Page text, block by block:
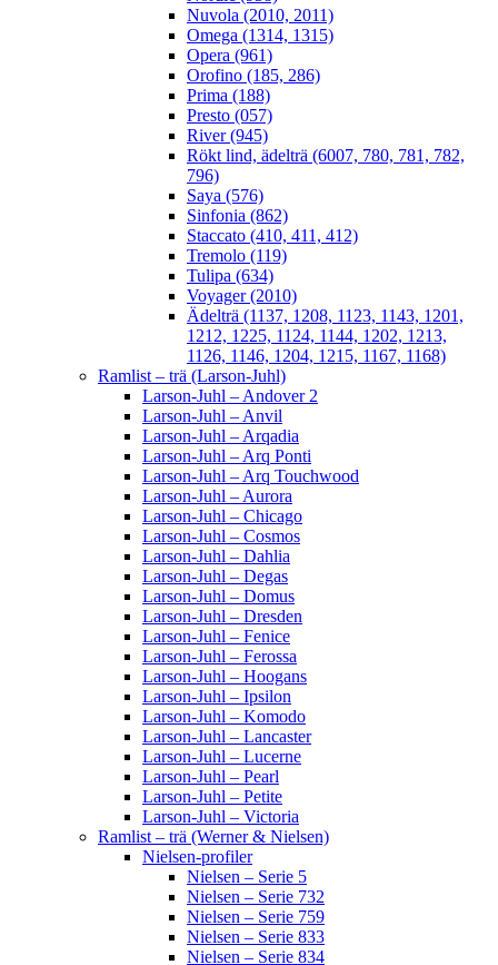
Nuvola (2010, 2011)
Omega (1314, 1315)
Opera (961)
Orofino (185, 286)
Prima (188)
Presto (057)
River (945)
Rökt lind, ädelträ (6007, 780, 781, 782,
796)
Saya (576)
Sinfonia (862)
Staccato (410, 411, 412)
Tremolo (119)
Tulipa (634)
Voyager (2010)
Ädelträ (1137, 1208, 1123, 1143, 1201,
1212, 1225, 1124, 1144, 1202, 1213,
1126, 1146, 1204, 1215, 1167, 1168)
Ramlist – trä (Larson-Juhl)
Larson-Juhl – Andover 2
Larson-Juhl – Anvil
Larson-Juhl – Arqadia
Larson-Juhl – Arq Ponti
Larson-Juhl – Arq Touchwood
Larson-Juhl – Aurora
Larson-Juhl – Chicago
Larson-Juhl – Cosmos
Larson-Juhl – Dahlia
Larson-Juhl – Degas
Larson-Juhl – Domus
Larson-Juhl – Dresden
Larson-Juhl – Fenice
Larson-Juhl – Ferossa
Larson-Juhl – Hoogans
Larson-Juhl – Ipsilon
Larson-Juhl – Komodo
Larson-Juhl – Lancaster
Larson-Juhl – Lucerne
Larson-Juhl – Pearl
Larson-Juhl – Petite
Larson-Juhl – Victoria
Ramlist – trä (Werner & Nielsen)
Nielsen-profiler
Nielsen – Serie 5
Nielsen – Serie 732
Nielsen – Serie 759
Nielsen – Serie 833
Nielsen – Serie 834